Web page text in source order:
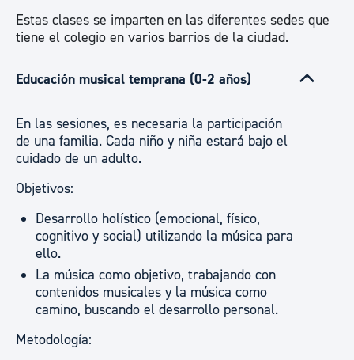
Estas clases se imparten en las diferentes sedes que
tiene el colegio en varios barrios de la ciudad.
Educación musical temprana (0-2 años)
En las sesiones, es necesaria la participación
de una familia. Cada niño y niña estará bajo el
cuidado de un adulto.
Objetivos:
Desarrollo holístico (emocional, físico,
cognitivo y social) utilizando la música para
ello.
La música como objetivo, trabajando con
contenidos musicales y la música como
camino, buscando el desarrollo personal.
Metodología: